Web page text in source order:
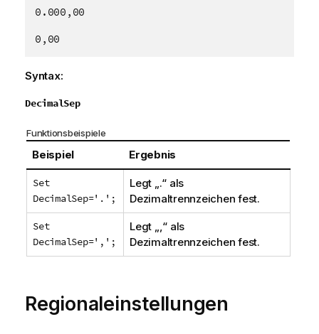
0.000,00
0,00
Syntax:
DecimalSep
Funktionsbeispiele
Beispiel Ergebnis
Set
DecimalSep='.';
Legt „.“ als
Dezimaltrennzeichen fest.
Set
DecimalSep=',';
Legt „,“ als
Dezimaltrennzeichen fest.
Regionaleinstellungen